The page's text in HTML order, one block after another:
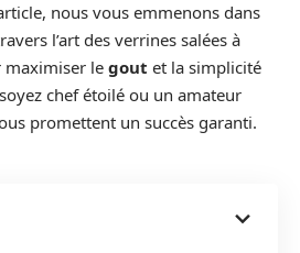
nous vous emmenons dans
l’art des verrines salées à
maximiser le gout et la simplicité
chef étoilé ou un amateur
promettent un succès garanti.